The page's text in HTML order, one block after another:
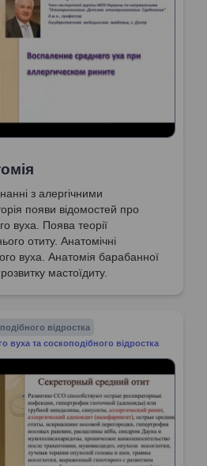
з алергічними
появи відомостей про
вуха. Поява теорії
отиту. Анатомічні
вуха. Анатомія барабанної
мастоїдиту.
відростка
вуха та соскоподібного відростка